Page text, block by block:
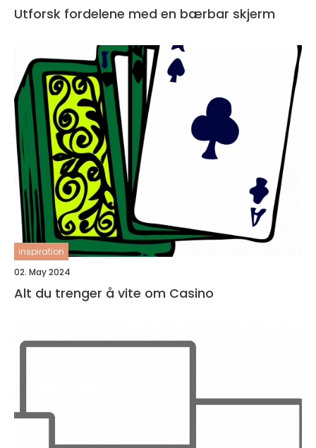
Utforsk fordelene med en bærbar skjerm
inspiration
02. May 2024
Alt du trenger å vite om Casino